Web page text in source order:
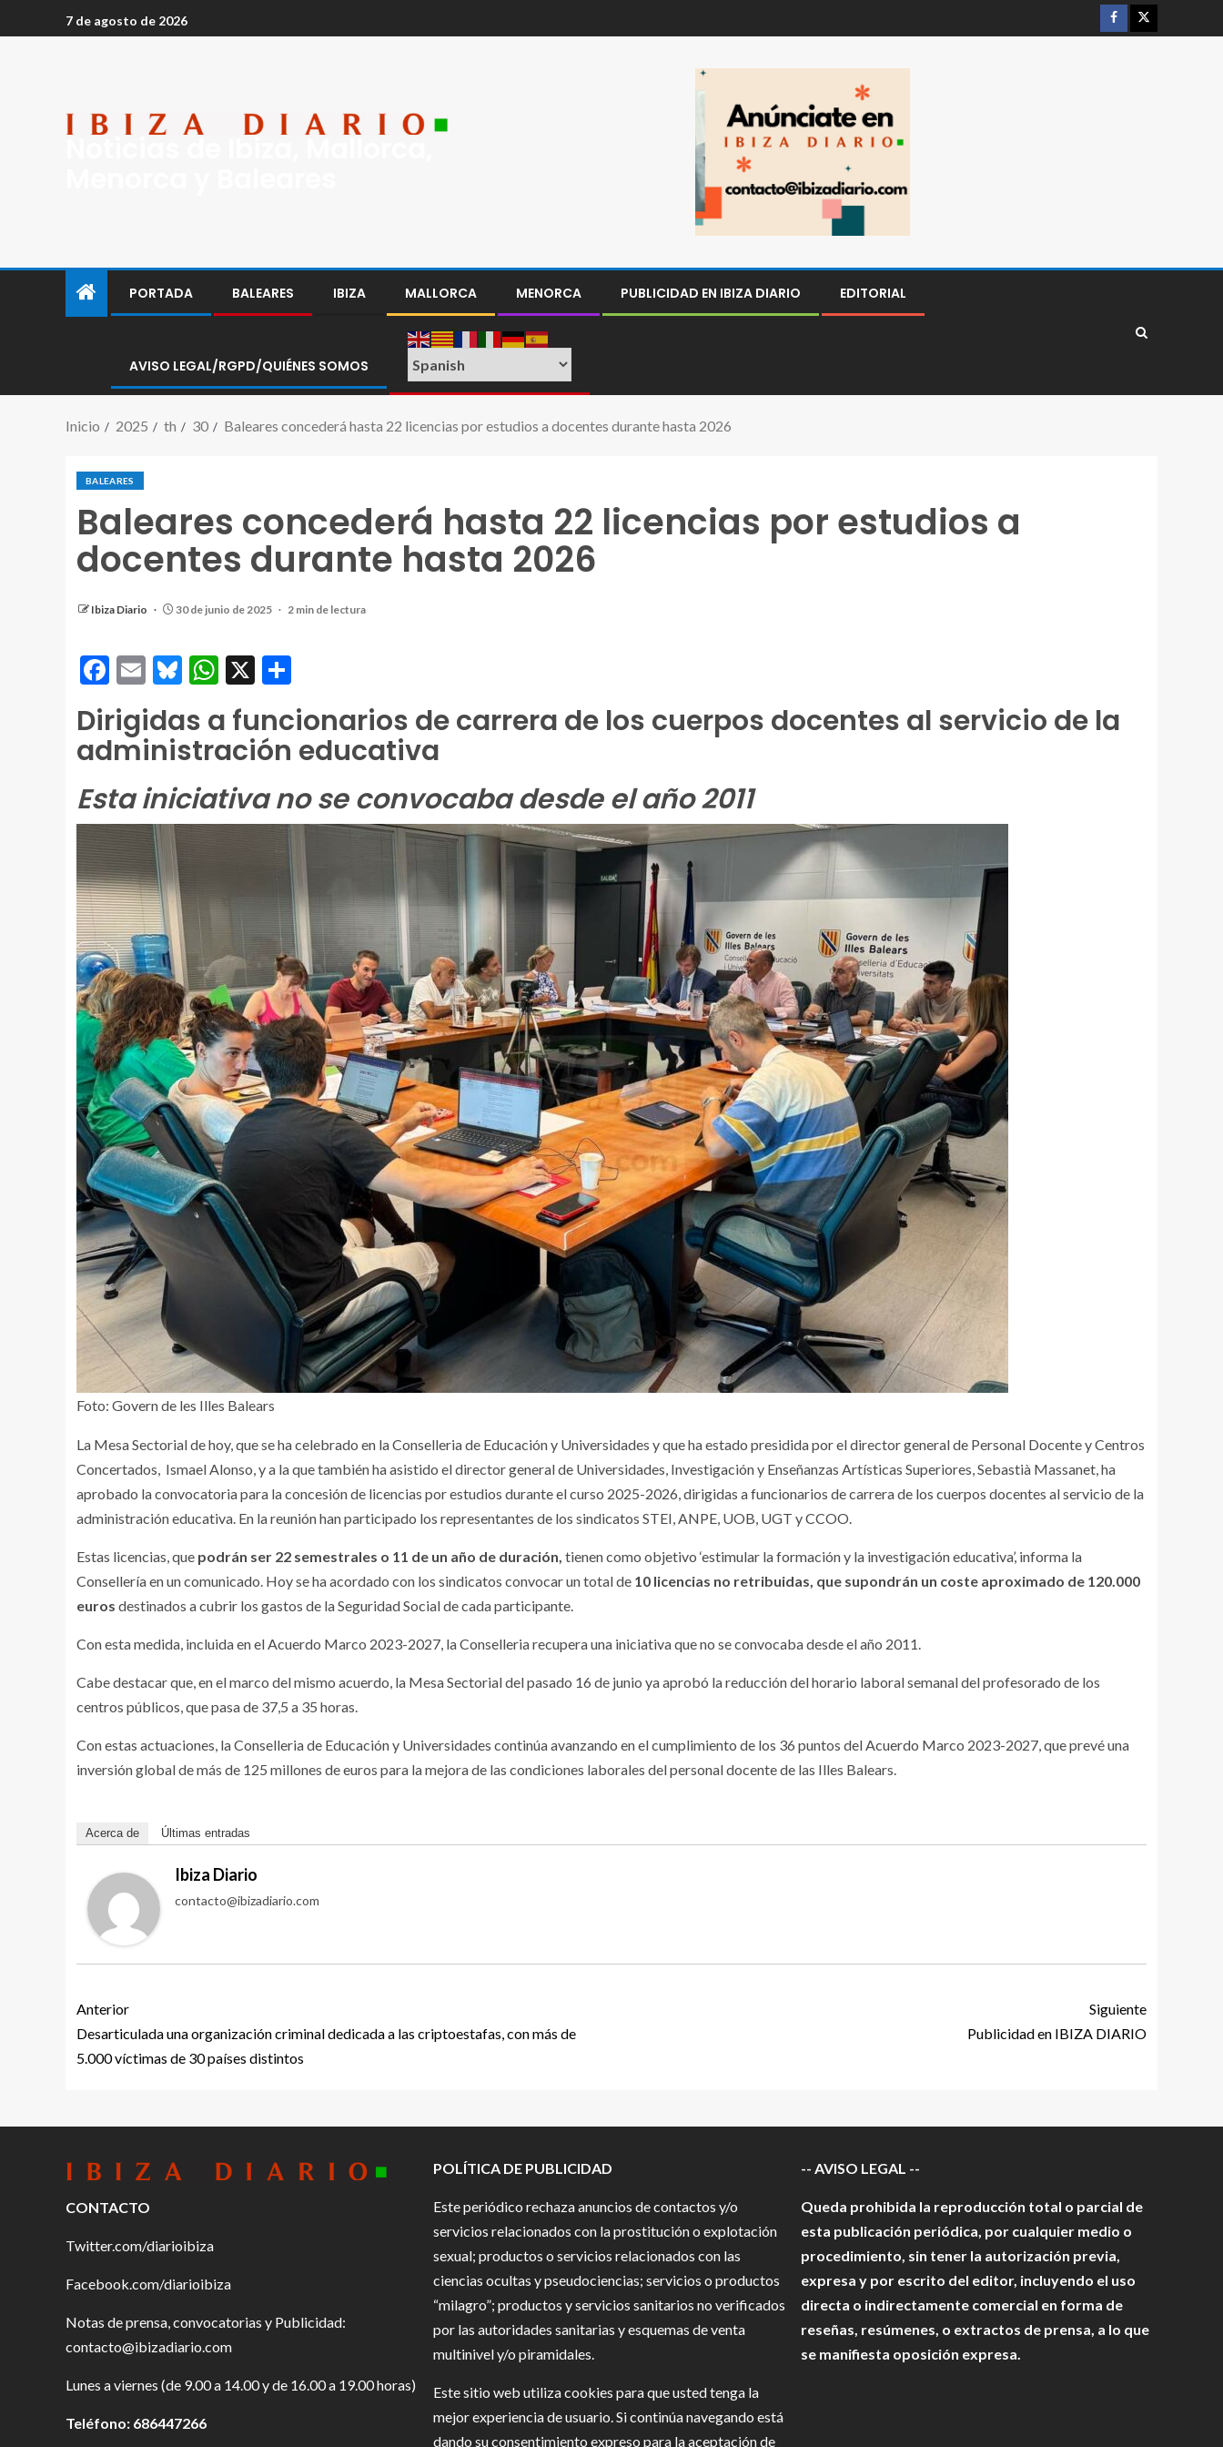
7 de agosto de 2026
PORTADA BALEARES IBIZA MALLORCA MENORCA PUBLICIDAD EN IBIZA DIARIO EDITORIAL
AVISO LEGAL/RGPD/QUIÉNES SOMOS
Inicio 2025 th 30 Baleares concederá hasta 22 licencias por estudios a docentes durante hasta 2026
BALEARES
Baleares concederá hasta 22 licencias por estudios a
docentes durante hasta 2026
Ibiza Diario 30 de junio de 2025 2 min de lectura
Facebook
EmailBluesky
WhatsApp
X
Dirigidas a funcionarios de carrera de los cuerpos docentes al servicio de la
administración educativa
Esta iniciativa no se convocaba desde el año 2011
Foto: Govern de les Illes Balears
La Mesa Sectorial de hoy, que se ha celebrado en la Conselleria de Educación y Universidades y que ha estado presidida por el director general de Personal Docente y Centros
Concertados, Ismael Alonso, y a la que también ha asistido el director general de Universidades, Investigación y Enseñanzas Artísticas Superiores, Sebastià Massanet, ha
aprobado la convocatoria para la concesión de licencias por estudios durante el curso 2025-2026, dirigidas a funcionarios de carrera de los cuerpos docentes al servicio de la
administración educativa. En la reunión han participado los representantes de los sindicatos STEI, ANPE, UOB, UGT y CCOO.
Estas licencias, que podrán ser 22 semestrales o 11 de un año de duración, tienen como objetivo ‘estimular la formación y la investigación educativa’, informa la
Consellería en un comunicado. Hoy se ha acordado con los sindicatos convocar un total de 10 licencias no retribuidas, que supondrán un coste aproximado de 120.000
euros destinados a cubrir los gastos de la Seguridad Social de cada participante.
Con esta medida, incluida en el Acuerdo Marco 2023-2027, la Conselleria recupera una iniciativa que no se convocaba desde el año 2011.
Cabe destacar que, en el marco del mismo acuerdo, la Mesa Sectorial del pasado 16 de junio ya aprobó la reducción del horario laboral semanal del profesorado de los
centros públicos, que pasa de 37,5 a 35 horas.
Con estas actuaciones, la Conselleria de Educación y Universidades continúa avanzando en el cumplimiento de los 36 puntos del Acuerdo Marco 2023-2027, que prevé una
inversión global de más de 125 millones de euros para la mejora de las condiciones laborales del personal docente de las Illes Balears.
Acerca de Últimas entradas
Ibiza Diario
contacto@ibizadiario.com
Anterior
Desarticulada una organización criminal dedicada a las criptoestafas, con más de
5.000 víctimas de 30 países distintos
Siguiente
Publicidad en IBIZA DIARIO
CONTACTO
Twitter.com/diarioibiza
Facebook.com/diarioibiza
Notas de prensa, convocatorias y Publicidad:
contacto@ibizadiario.com
Lunes a viernes (de 9.00 a 14.00 y de 16.00 a 19.00 horas)
Teléfono: 686447266
POLÍTICA DE PUBLICIDAD
Este periódico rechaza anuncios de contactos y/o
servicios relacionados con la prostitución o explotación
sexual; productos o servicios relacionados con las
ciencias ocultas y pseudociencias; servicios o productos
“milagro”; productos y servicios sanitarios no verificados
por las autoridades sanitarias y esquemas de venta
multinivel y/o piramidales.
Este sitio web utiliza cookies para que usted tenga la
mejor experiencia de usuario. Si continúa navegando está
dando su consentimiento expreso para la aceptación de
-- AVISO LEGAL --
Queda prohibida la reproducción total o parcial de
esta publicación periódica, por cualquier medio o
procedimiento, sin tener la autorización previa,
expresa y por escrito del editor, incluyendo el uso
directa o indirectamente comercial en forma de
reseñas, resúmenes, o extractos de prensa, a lo que
se manifiesta oposición expresa.